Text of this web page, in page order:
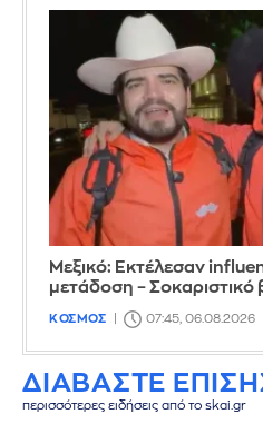
Μεξικό: Εκτέλεσαν
μετάδοση – Σοκαριστικό
ΚΟΣΜΟΣ 07:45, 06.08.2026
ΔΙΑΒΑΣΤΕ
περισσότερες ειδήσεις από το skai.gr